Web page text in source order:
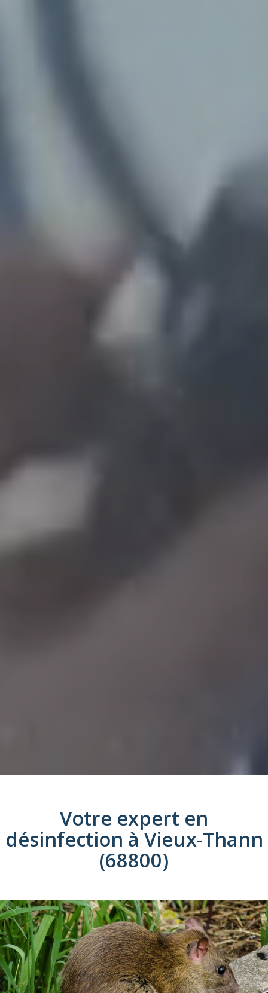
Votre expert en
désinfection àVieux-Thann
(68800)